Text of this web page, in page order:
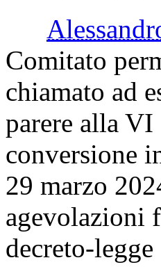
Comitato
chiamato ad
parere alla
conversione
29 marzo
agevolazioni
decreto-